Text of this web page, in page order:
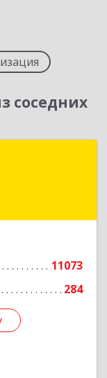
соседних
11073
284
Краснодар г,